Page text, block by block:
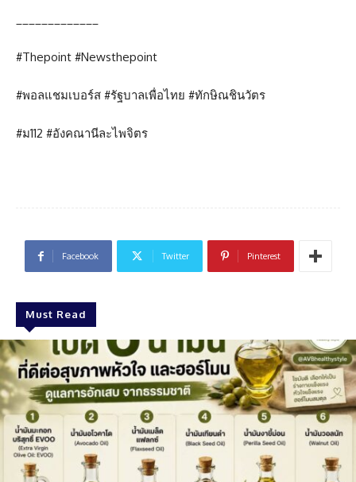
#Thepoint #Newsthepoint
#พอลแชมเบอร์ส #รัฐบาลเพื่อไทย #ทักษิณชินวัตร
#ม112 #อังคณานีละไพจิตร
Facebook Twitter Pinterest
Must Read